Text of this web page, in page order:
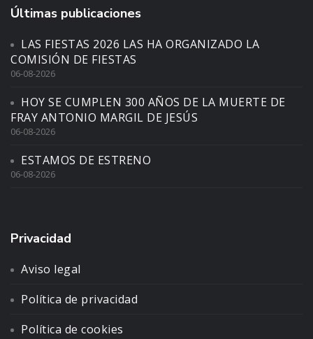
Últimas publicaciones
LAS FIESTAS 2026 LAS HA ORGANIZADO LA
COMISIÓN DE FIESTAS
06-08-2026
HOY SE CUMPLEN 300 AÑOS DE LA MUERTE DE
FRAY ANTONIO MARGIL DE JESÚS
06-08-2026
ESTAMOS DE ESTRENO
06-08-2026
Privacidad
Aviso legal
Política de privacidad
Política de cookies